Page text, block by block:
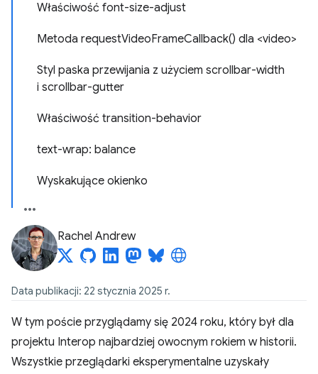
Właściwość font-size-adjust
Metoda requestVideoFrameCallback() dla <video>
Styl paska przewijania z użyciem scrollbar-width
i scrollbar-gutter
Właściwość transition-behavior
text-wrap: balance
Wyskakujące okienko
Rachel Andrew
Data publikacji: 22 stycznia 2025 r.
W tym poście przyglądamy się 2024 roku, który był dla
projektu Interop najbardziej owocnym rokiem w historii.
Wszystkie przeglądarki eksperymentalne uzyskały